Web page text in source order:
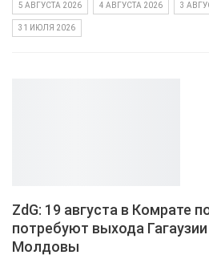
5 АВГУСТА 2026 4 АВГУСТА 2026 3
31 ИЮЛЯ 2026
ZdG: 19 августа в Комрате
потребуют выхода
Молдовы